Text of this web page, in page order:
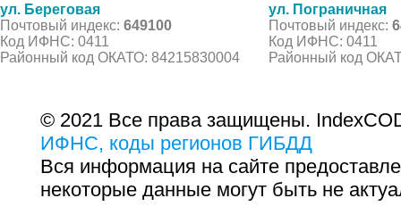
ул. Береговая
Почтовый индекс: 649100
Код ИФНС: 0411
Районный код ОКАТО: 84215830004
ул. Пограничная
Почтовый индекс:
Код ИФНС: 0411
Районный код
© 2021 Все права защищены.
ИФНС, коды регионов ГИБДД
Вся информация на сайте
некоторые данные могут быть не